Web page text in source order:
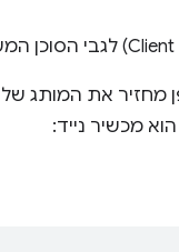
מחזיר את המותג
מכשיר נייד: